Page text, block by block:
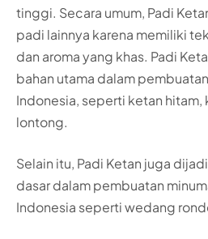
tinggi. Secara umum, Padi
padi lainnya karena memiliki
dan aroma yang khas. Padi
bahan utama dalam
Indonesia, seperti ketan hitam,
lontong.
Selain itu, Padi Ketan juga
dasar dalam pembuatan
Indonesia seperti wedang